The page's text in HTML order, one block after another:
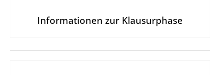
Informationen zur Klausurphase